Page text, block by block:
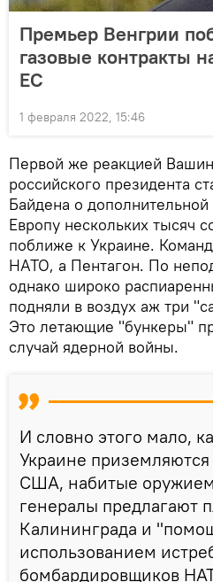
Премьер Венгрии
газовые контракты
ЕС
1 февраля 2022, 15:46
Первой же реакцией
российского президента
Байдена о
Европу нескольких тысяч
поближе к Украине.
НАТО, а Пентагон. По
однако широко
подняли в воздух аж три
Это летающие "бункеры"
случай ядерной войны.
И словно этого мало,
Украине
США, набитые
генералы предлагают
Калининграда и
использованием
бомбардировщиков